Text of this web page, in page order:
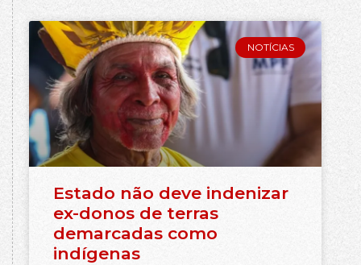
NOTÍCIAS
Estado não deve indenizar
ex-donos de terras
demarcadas como
indígenas